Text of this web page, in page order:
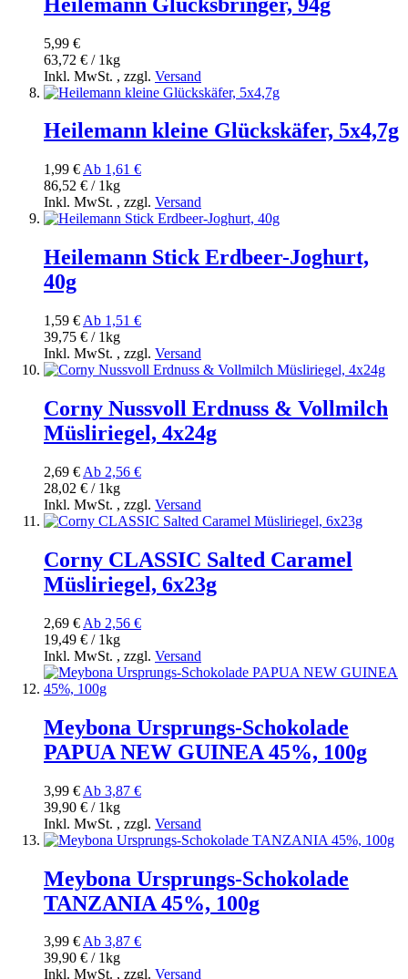
5,99 €
63,72 € / 1kg
Inkl. MwSt. , zzgl. Versand
Heilemann kleine Glückskäfer, 5x4,7g
1,99 € Ab 1,61 €
86,52 € / 1kg
Inkl. MwSt. , zzgl. Versand
Heilemann Stick Erdbeer-Joghurt,
40g
1,59 € Ab 1,51 €
39,75 € / 1kg
Inkl. MwSt. , zzgl. Versand
Corny Nussvoll Erdnuss & Vollmilch
Müsliriegel, 4x24g
2,69 € Ab 2,56 €
28,02 € / 1kg
Inkl. MwSt. , zzgl. Versand
Corny CLASSIC Salted Caramel
Müsliriegel, 6x23g
2,69 € Ab 2,56 €
19,49 € / 1kg
Inkl. MwSt. , zzgl. Versand
Meybona Ursprungs-Schokolade
PAPUA NEW GUINEA 45%, 100g
3,99 € Ab 3,87 €
39,90 € / 1kg
Inkl. MwSt. , zzgl. Versand
Meybona Ursprungs-Schokolade
TANZANIA 45%, 100g
3,99 €Ab 3,87 €
39,90 € / 1kg
Inkl. MwSt. , zzgl. Versand